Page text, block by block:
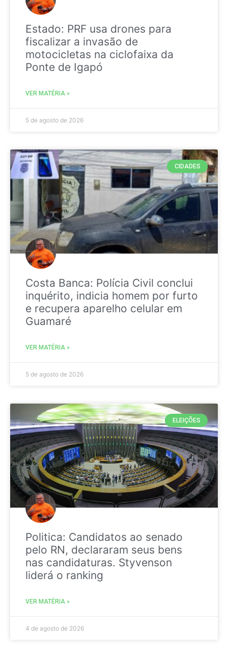
Estado: PRF usa drones para
fiscalizar a invasão de
motocicletas na ciclofaixa da
Ponte de Igapó
VER MATÉRIA »
5 de agosto de 2026
CIDADES
Costa Banca: Polícia Civil conclui
inquérito, indicia homem por furto
e recupera aparelho celular em
Guamaré
VER MATÉRIA »
5 de agosto de 2026
ELEIÇÕES
Politica: Candidatos ao senado
pelo RN, declararam seus bens
nas candidaturas. Styvenson
liderá o ranking
VER MATÉRIA »
4 de agosto de 2026